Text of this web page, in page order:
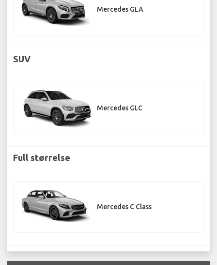
Mercedes GLA
SUV
Mercedes GLC
Full størrelse
Mercedes C Class